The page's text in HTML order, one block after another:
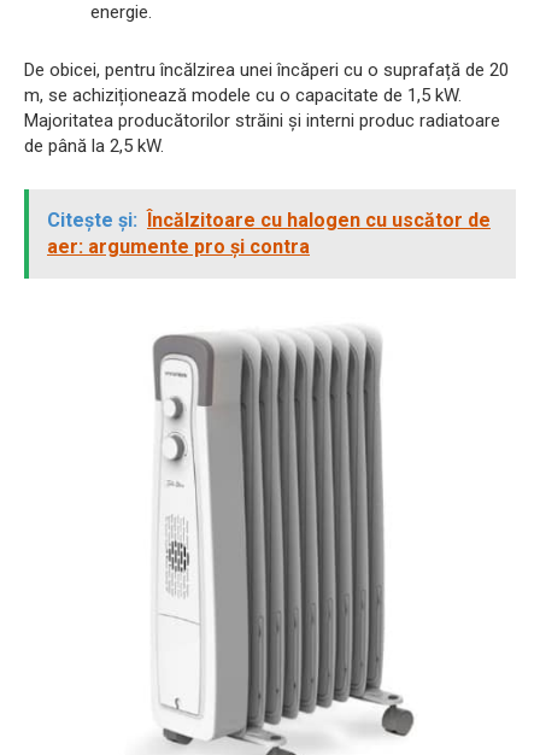
energie.
De obicei, pentru încălzirea unei încăperi cu o suprafață de 20
m, se achiziționează modele cu o capacitate de 1,5 kW.
Majoritatea producătorilor străini și interni produc radiatoare
de până la 2,5 kW.
Citește și:
Încălzitoare cu halogen cu uscător de
aer: argumente pro și contra